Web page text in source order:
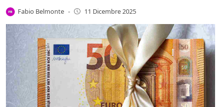
Fabio Belmonte - 11 Dicembre 2025